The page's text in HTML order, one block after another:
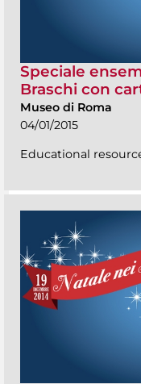
Speciale
Braschi con
Museo di Roma
04/01/2015
Educational